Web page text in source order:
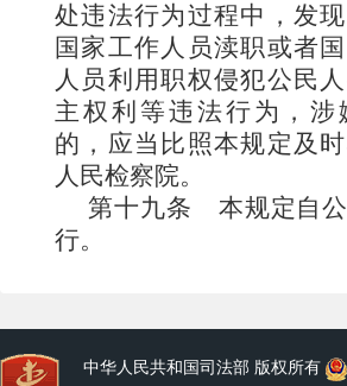
处违法行为过程中，发现
国家工作人员渎职或者
人员利用职权侵犯公民
主权利等违法行为，涉
的，应当比照本规定及
人民检察院。
第十九条 本规定自
行。
中华人民共和国司法部 版权所有